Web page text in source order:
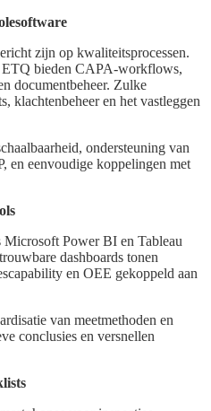
zijn op kwaliteitsprocessen.
ETQ bieden CAPA-workflows,
documentbeheer. Zulke
klachtenbeheer en het vastleggen
ondersteuning van
en eenvoudige koppelingen met
Microsoft Power BI en Tableau
dashboards tonen
en OEE gekoppeld aan
van meetmethoden en
conclusies en versnellen